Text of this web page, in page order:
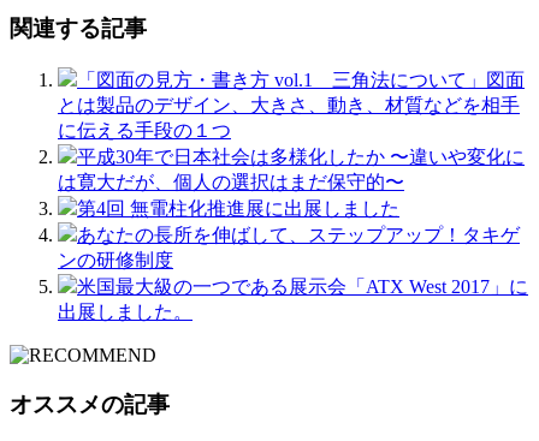
関連する記事
「図面の見方・書き方 vol.1 三角法について」図面
とは製品のデザイン、大きさ、動き、材質などを相手
に伝える手段の１つ
平成30年で日本社会は多様化したか 〜違いや変化に
は寛大だが、個人の選択はまだ保守的〜
第4回 無電柱化推進展に出展しました
あなたの長所を伸ばして、ステップアップ！タキゲ
ンの研修制度
米国最大級の一つである展示会「ATX West 2017」に
出展しました。
オススメの記事